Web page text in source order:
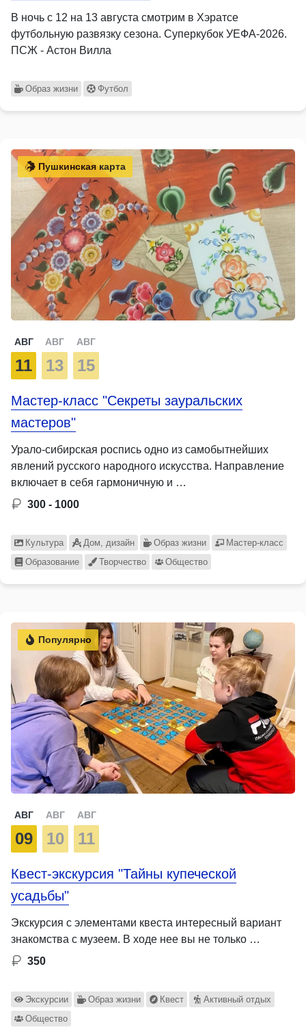
В ночь с 12 на 13 августа смотрим в Хэратсе
футбольную развязку сезона. Суперкубок УЕФА-2026.
ПСЖ - Астон Вилла
Образ жизни Футбол
Пушкинская карта
АВГ
11
АВГ
13
АВГ
15
Мастер-класс "Секреты зауральских
мастеров"
Урало-сибирская роспись одно из самобытнейших
явлений русского народного искусства. Направление
включает в себя гармоничную и …
300 - 1000
Культура Дом, дизайн Образ жизни
Мастер-класс
Образование
Творчество Общество
Популярно
АВГ
09
АВГ
10
АВГ
11
Квест-экскурсия "Тайны купеческой
усадьбы"
Экскурсия с элементами квеста интересный вариант
знакомства с музеем. В ходе нее вы не только …
350
Экскурсии Образ жизни Квест
Активный отдых
Общество